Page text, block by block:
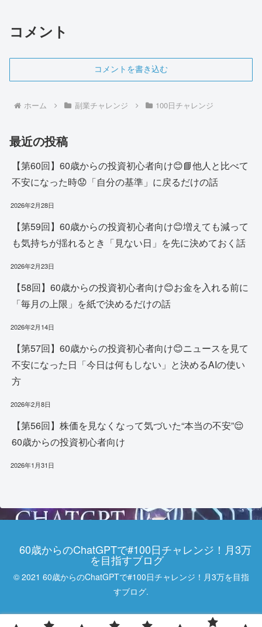
コメント
コメントを書き込む
ホーム 副業チャレンジ 100日チャレンジ
最近の投稿
【第60回】60歳からの投資初心者向け😊📘他人と比べて
不安になった時😟「自分の基準」に戻るだけの話
2026年2月28日
【第59回】60歳からの投資初心者向け😊増えても減って
も気持ちが揺れるとき「見ない日」を先に決めておく話
2026年2月23日
【58回】60歳からの投資初心者向け😊お金を入れる前に
「毎月の上限」を紙で決めるだけの話
2026年2月14日
【第57回】60歳からの投資初心者向け😊ニュースを見て
不安になった日「今日は何もしない」と決めるAIの使い
方
2026年2月8日
【第56回】株価を見なくなって気づいた“本当の不安”😌
60歳からの投資初心者向け
2026年1月31日
60歳からのChatGPTで#100日チャレンジ！月3万
を目指すブログ
© 2021 60歳からのChatGPTで#100日チャレンジ！月3万を目指
すブログ.